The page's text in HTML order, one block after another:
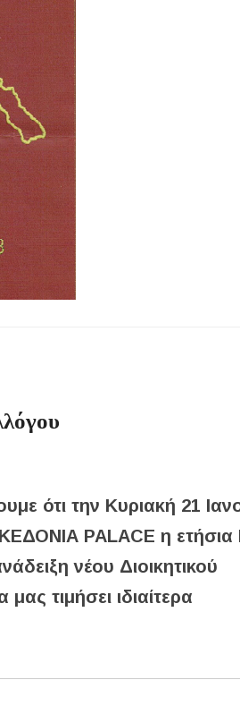
του Δήμου Πολυγύρου
ότι την Κυριακή 21
PALACE η ετήσια
νέου Διοικητικού
τιμήσει ιδιαίτερα